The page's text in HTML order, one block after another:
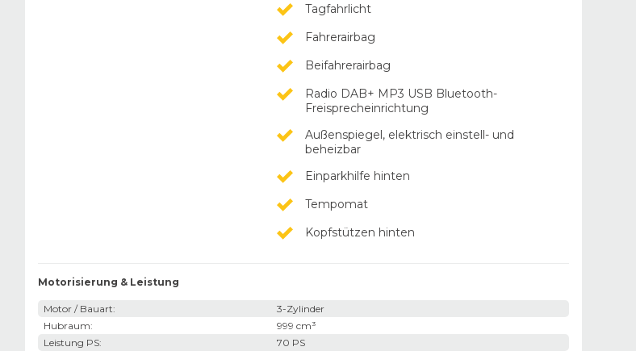
Tagfahrlicht
Fahrerairbag
Beifahrerairbag
Radio DAB+ MP3 USB Bluetooth-
Freisprecheinrichtung
Außenspiegel, elektrisch einstell- und
beheizbar
Einparkhilfe hinten
Tempomat
Kopfstützen hinten
Motorisierung & Leistung
Motor / Bauart:
3-Zylinder
Hubraum:
999 cm³
Leistung PS:
70 PS